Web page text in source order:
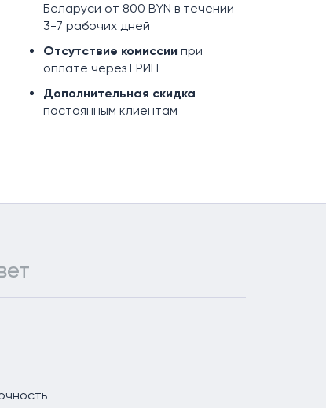
Беларуси от 800 BYN в течении
3-7 рабочих дней
Отсутствие комиссии при
оплате через ЕРИП
Дополнительная скидка
постоянным клиентам